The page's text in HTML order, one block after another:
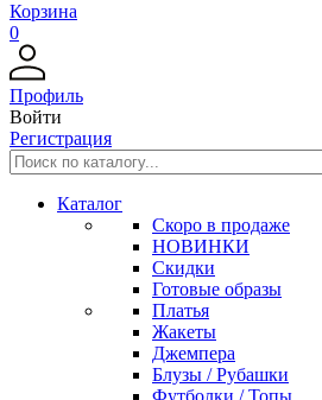
Корзина
0
Профиль
Войти
Регистрация
Каталог
Скоро в продаже
НОВИНКИ
Скидки
Готовые образы
Платья
Жакеты
Джемпера
Блузы / Рубашки
Футболки / Топы